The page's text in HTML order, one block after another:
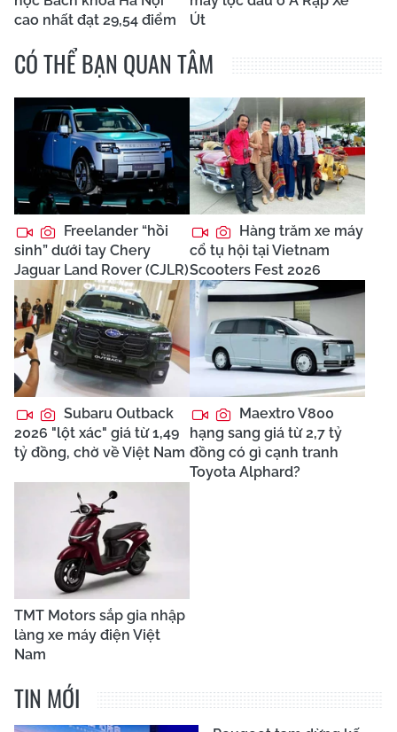
cao nhất đạt 29,54 điểm
Út
CÓ THỂ BẠN QUAN TÂM
Freelander “hồi
sinh” dưới tay Chery
Jaguar Land Rover (CJLR)
Hàng trăm xe máy
cổ tụ hội tại Vietnam
Scooters Fest 2026
Subaru Outback
2026 "lột xác" giá từ 1,49
tỷ đồng, chờ về Việt Nam
Maextro V800
hạng sang giá từ 2,7 tỷ
đồng có gì cạnh tranh
Toyota Alphard?
TMT Motors sắp gia nhập
làng xe máy điện Việt
Nam
TIN MỚI